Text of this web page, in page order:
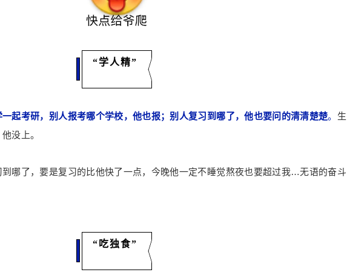
“学人精”
起考研，别人报考哪个学校，他也报；别人复习到哪了，他也要问的清清楚楚。 生
没上。
哪了，要是复习的比他快了一点，今晚他一定不睡觉熬夜也要超过我…无语的奋斗
“吃独食”